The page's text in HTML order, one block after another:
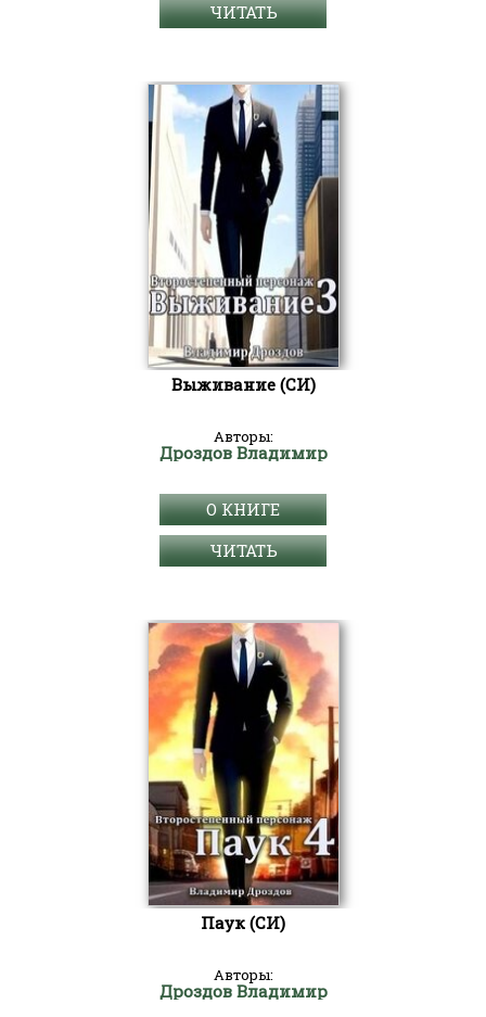
ЧИТАТЬ
Выживание (СИ)
Авторы:
Дроздов Владимир
О КНИГЕ
ЧИТАТЬ
Паук (СИ)
Авторы:
Дроздов Владимир